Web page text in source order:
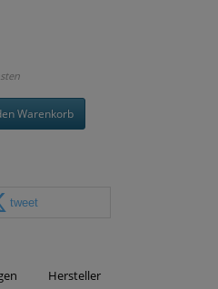
Warenkorb
tweet
Hersteller